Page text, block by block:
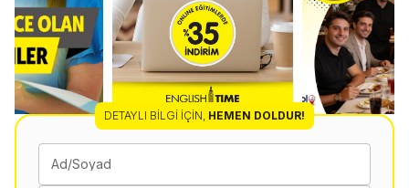
DETAYLI BILGI İÇIN, HEMEN DOLDUR!
Ad/Soyad